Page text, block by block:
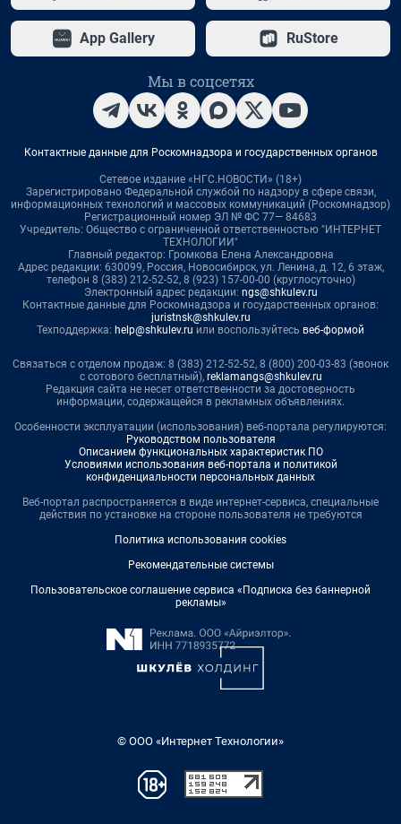
App Gallery RuStore
Мы в соцсетях
Контактные данные для Роскомнадзора и государственных органов
Сетевое издание «НГС.НОВОСТИ» (18+)
Зарегистрировано Федеральной службой по надзору в сфере связи,
информационных технологий и массовых коммуникаций (Роскомнадзор)
Регистрационный номер ЭЛ № ФС 77— 84683
Учредитель: Общество с ограниченной ответственностью "ИНТЕРНЕТ
ТЕХНОЛОГИИ"
Главный редактор: Громкова Елена Александровна
Адрес редакции: 630099, Россия, Новосибирск, ул. Ленина, д. 12, 6 этаж,
телефон 8 (383) 212-52-52, 8 (923) 157-00-00 (круглосуточно)
Электронный адрес редакции: ngs@shkulev.ru
Контактные данные для Роскомнадзора и государственных органов:
juristnsk@shkulev.ru
Техподдержка: help@shkulev.ru или воспользуйтесь веб-формой
Связаться с отделом продаж: 8 (383) 212-52-52, 8 (800) 200-03-83 (звонок
с сотового бесплатный), reklamangs@shkulev.ru
Редакция сайта не несет ответственности за достоверность
информации, содержащейся в рекламных объявлениях.
Особенности эксплуатации (использования) веб-портала регулируются:
Руководством пользователя
Описанием функциональных характеристик ПО
Условиями использования веб-портала и политикой
конфиденциальности персональных данных
Веб-портал распространяется в виде интернет-сервиса, специальные
действия по установке на стороне пользователя не требуются
Политика использования cookies
Рекомендательные системы
Пользовательское соглашение сервиса «Подписка без баннерной
рекламы»
© ООО «Интернет Технологии»